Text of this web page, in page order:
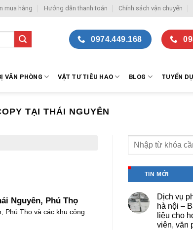
mua hàng Hướng dẫn thanh toán Chính sách vận chuyển
0974.449.168
VĂN PHÒNG VẬT TƯ TIÊU HAO BLOG TUYỂN
TẠI THÁI NGUYÊN
Nguyên, Phú Thọ
Phú Thọ và các khu công
TIN MỚI
Dịch vụ
hà nội –
liệu cho
viên, văn